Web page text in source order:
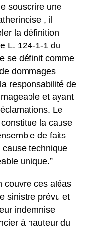
souscrire une
, il
la définition
L. 124-1-1 du
se définit comme
dommages
responsabilité de
et ayant
Le
la cause
de faits
technique
unique.”
couvre ces aléas
sinistre prévu et
indemnise
à hauteur du